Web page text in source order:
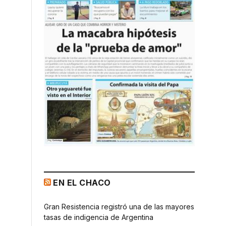
EN EL CHACO
Gran Resistencia registró una de las mayores
tasas de indigencia de Argentina